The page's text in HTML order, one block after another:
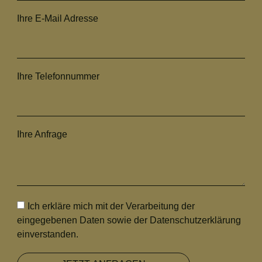
Ihre E-Mail Adresse
Ihre Telefonnummer
Ihre Anfrage
Ich erkläre mich mit der Verarbeitung der
eingegebenen Daten sowie der Datenschutzerklärung
einverstanden.